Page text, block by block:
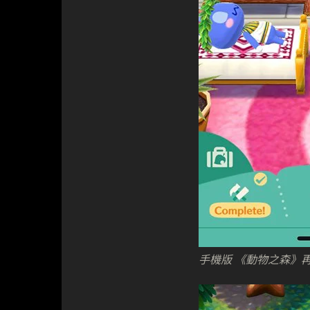
手機版 《動物之森》